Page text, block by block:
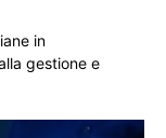
in
gestione e